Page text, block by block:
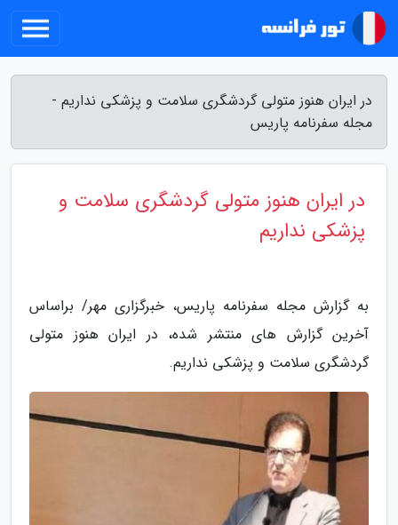
در ایران هنوز متولی گردشگری سلامت و پزشکی نداریم -
مجله سفرنامه پاریس
در ایران هنوز متولی گردشگری سلامت و
پزشکی نداریم
به گزارش مجله سفرنامه پاریس، خبرگزاری مهر/ براساس
آخرین گزارش های منتشر شده، در ایران هنوز متولی
گردشگری سلامت و پزشکی نداریم.